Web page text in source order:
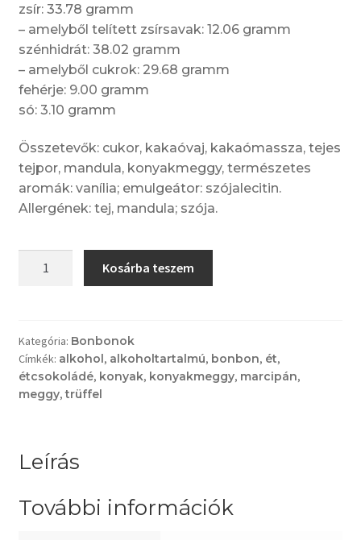
zsír: 33.78 gramm
– amelyből telített zsírsavak: 12.06 gramm
szénhidrát: 38.02 gramm
– amelyből cukrok: 29.68 gramm
fehérje: 9.00 gramm
só: 3.10 gramm
Összetevők: cukor, kakaóvaj, kakaómassza, tejes
tejpor, mandula, konyakmeggy, természetes
aromák: vanília; emulgeátor: szójalecitin.
Allergének: tej, mandula; szója.
Kosárba teszem
Kategória: Bonbonok
Címkék: alkohol, alkoholtartalmú, bonbon, ét,
étcsokoládé, konyak, konyakmeggy, marcipán,
meggy,trüffel
Leírás
További információk